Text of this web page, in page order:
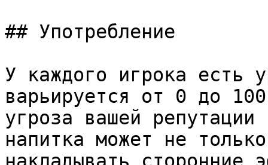
## Употребление
У каждого игрока есть
варьируется от 0 до
угроза вашей
напитка может не